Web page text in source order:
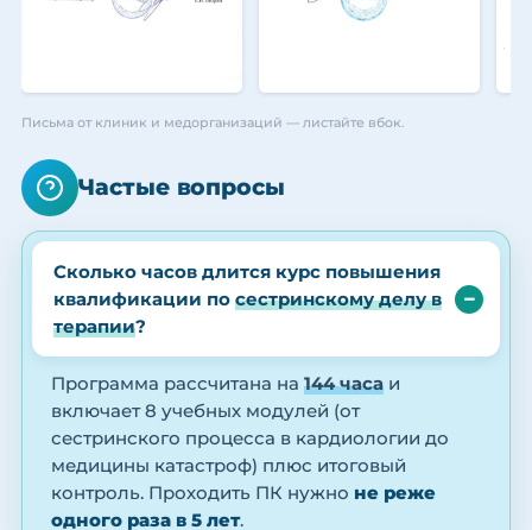
Письма от клиник и медорганизаций — листайте вбок.
Частые вопросы
Сколько часов длится курс повышения
квалификации по сестринскому делу в
терапии?
Программа рассчитана на 144 часа и
включает 8 учебных модулей (от
сестринского процесса в кардиологии до
медицины катастроф) плюс итоговый
контроль. Проходить ПК нужно не реже
одного раза в 5 лет.